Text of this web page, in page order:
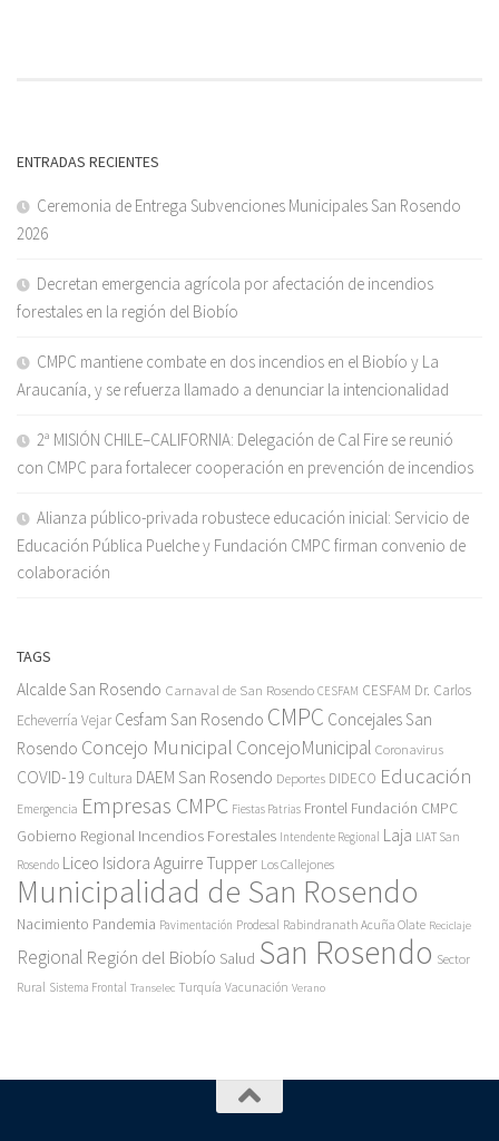
ENTRADAS RECIENTES
Ceremonia de Entrega Subvenciones Municipales San Rosendo
2026
Decretan emergencia agrícola por afectación de incendios
forestales en la región del Biobío
CMPC mantiene combate en dos incendios en el Biobío y La
Araucanía, y se refuerza llamado a denunciar la intencionalidad
2ª MISIÓN CHILE–CALIFORNIA: Delegación de Cal Fire se reunió
con CMPC para fortalecer cooperación en prevención de incendios
Alianza público-privada robustece educación inicial: Servicio de
Educación Pública Puelche y Fundación CMPC firman convenio de
colaboración
TAGS
Alcalde San Rosendo Carnaval de San Rosendo CESFAM CESFAM Dr. Carlos
Echeverría Vejar Cesfam San Rosendo CMPC Concejales San
Rosendo Concejo Municipal ConcejoMunicipal Coronavirus
COVID-19 Cultura DAEM San Rosendo Deportes DIDECO Educación
Emergencia Empresas CMPC Fiestas Patrias Frontel Fundación CMPC
Gobierno Regional Incendios Forestales Intendente Regional Laja LIAT San
Rosendo Liceo Isidora Aguirre Tupper Los Callejones
Municipalidad de San Rosendo
Nacimiento Pandemia Pavimentación Prodesal Rabindranath Acuña Olate Reciclaje
Regional Región del Biobío Salud San Rosendo Sector
Rural Sistema Frontal Transelec Turquía Vacunación Verano